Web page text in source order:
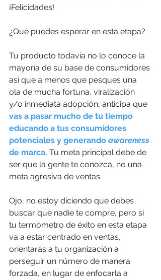
¡Felicidades!
¿Qué puedes esperar en esta etapa?
Tu producto todavía no lo conoce la
mayoría de su base de consumidores
así que a menos que pesques una
ola de mucha fortuna, viralización
y/o inmediata adopción, anticipa que
vas a pasar mucho de tu tiempo
educando a tus consumidores
potenciales y generando awareness
de marca. Tu meta principal debe de
ser que la gente te conozca, no una
meta agresiva de ventas.
Ojo, no estoy diciendo que debes
buscar que nadie te compre, pero si
tu termómetro de éxito en esta etapa
va a estar centrado en ventas,
orientarás a tu organización a
perseguir un número de manera
forzada, en lugar de enfocarla a